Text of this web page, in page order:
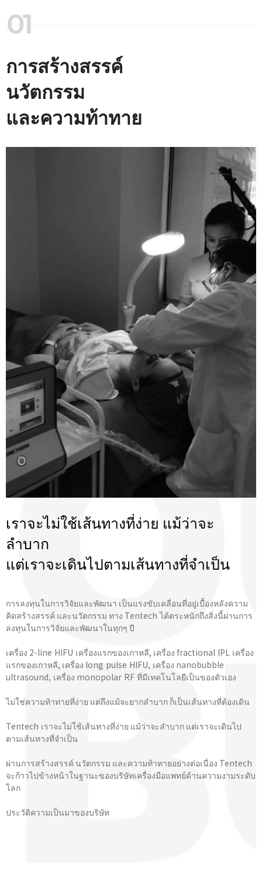
การสร้างสรรค์
นวัตกรรม
และความท้าทาย
เราจะไม่ใช้เส้นทางที่ง่าย แม้ว่าจะ
ลำบาก
แต่เราจะเดินไปตามเส้นทางที่จําเป็น
การลงทุนในการวิจัยและพัฒนา เป็นแรงขับเคลื่อนที่อยู่เบื้องหลังความ
คิดสร้างสรรค์ และนวัตกรรม ทาง Tentech ได้ตระหนักถึงสิ่งนี้ผ่านการ
ลงทุนในการวิจัยและพัฒนาในทุกๆ ปี
เครื่อง 2-line HIFU เครื่องแรกของเกาหลี, เครื่อง fractional IPL เครื่อง
แรกของเกาหลี, เครื่อง long pulse HIFU, เครื่อง nanobubble
ultrasound, เครื่อง monopolar RF ที่มีเทคโนโลยีเป็นของตัวเอง
ไม่ใช่ความท้าทายที่ง่าย แต่ถึงแม้จะยากลำบาก ก็เป็นเส้นทางที่ต้องเดิน
Tentech เราจะไม่ใช้เส้นทางที่ง่าย แม้ว่าจะลำบาก แต่เราจะเดินไป
ตามเส้นทางที่จําเป็น
ผ่านการสร้างสรรค์ นวัตกรรม และความท้าทายอย่างต่อเนื่อง Tentech
จะก้าวไปข้างหน้าในฐานะของบริษัทเครื่องมือแพทย์ด้านความงามระดับ
โลก
ประวัติความเป็นมาของบริษัท